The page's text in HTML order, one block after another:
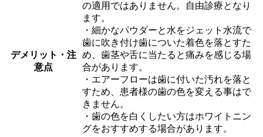
デメリット・注
意点
の適用ではありません。自由診療となり
ます。
・細かなパウダーと水をジェット水流で
歯に吹き付け歯についた着色を落とすた
め、歯茎や舌に当たると痛みを感じる場
合があります。
・エアーフローは歯に付いた汚れを落と
すため、患者様の歯の色を変える事はで
きません。
・歯の色を白くしたい方はホワイトニン
グをおすすめする場合があります。